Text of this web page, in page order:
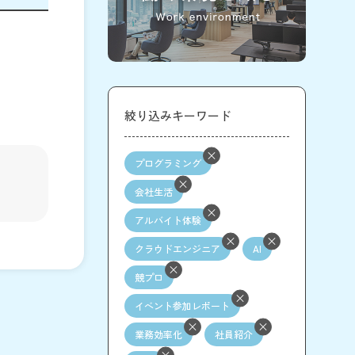
絞り込みキーワード
プログラミング
会社生活
アルバイト体験
クラウドエンジニア AI
競プロ
イベント参加レポート
業務効率化 社員紹介